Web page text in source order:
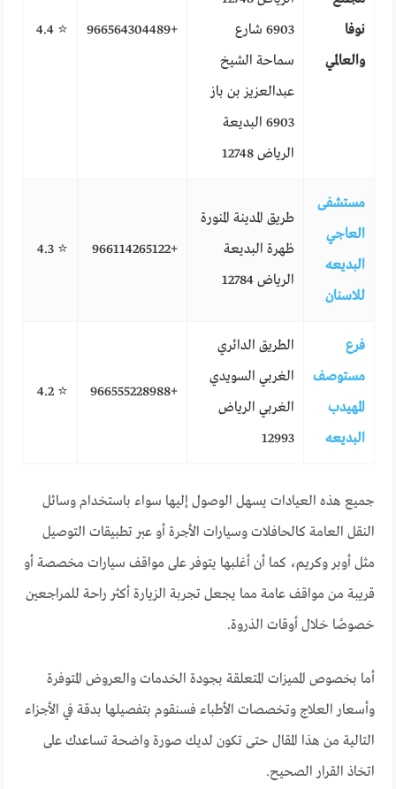
نوفا
والعالمي
6903 شارع
سماحة الشيخ
عبدالعزيز بن باز
6903 البديعة
الرياض 12748
+966564304489
⭐ 4.4
مستشفى
العاجي
البديعه
للاسنان
طريق المدينة المنورة
ظهرة البديعة
الرياض 12784
+966114265122
⭐ 4.3
فرع
مستوصف
المهيدب
البديعه
الطريق الدائري
الغربي السويدي
الغربي الرياض
12993
+966555228988
⭐ 4.2
جميع هذه العيادات يسهل الوصول إليها سواء باستخدام وسائل
النقل العامة كالحافلات وسيارات الأجرة أو عبر تطبيقات التوصيل
مثل أوبر وكريم، كما أن أغلبها يتوفر على مواقف سيارات مخصصة أو
قريبة من مواقف عامة مما يجعل تجربة الزيارة أكثر راحة للمراجعين
خصوصًا خلال أوقات الذروة.
أما بخصوص المميزات المتعلقة بجودة الخدمات والعروض المتوفرة
وأسعار العلاج وتخصصات الأطباء فسنقوم بتفصيلها بدقة في الأجزاء
التالية من هذا المقال حتى تكون لديك صورة واضحة تساعدك على
اتخاذ القرار الصحيح.